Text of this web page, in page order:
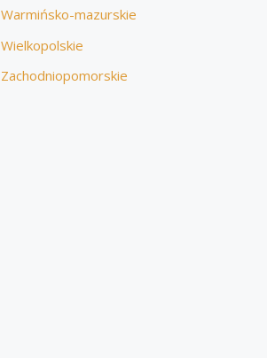
Warmińsko-mazurskie
Wielkopolskie
Zachodniopomorskie